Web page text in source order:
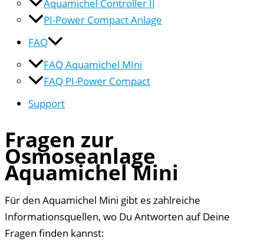
PI-Power Compact Anlage
FAQ
FAQ Aquamichel MIni
FAQ PI-Power Compact
Support
Fragen zur
Osmoseanlage
Aquamichel Mini
Für den Aquamichel Mini gibt es zahlreiche
Informationsquellen, wo Du Antworten auf Deine
Fragen finden kannst: